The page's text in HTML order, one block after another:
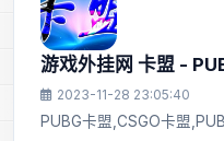
游戏外挂网 卡盟 -
2023-11-28 23:05:40
PUBG卡盟,CSGO卡盟